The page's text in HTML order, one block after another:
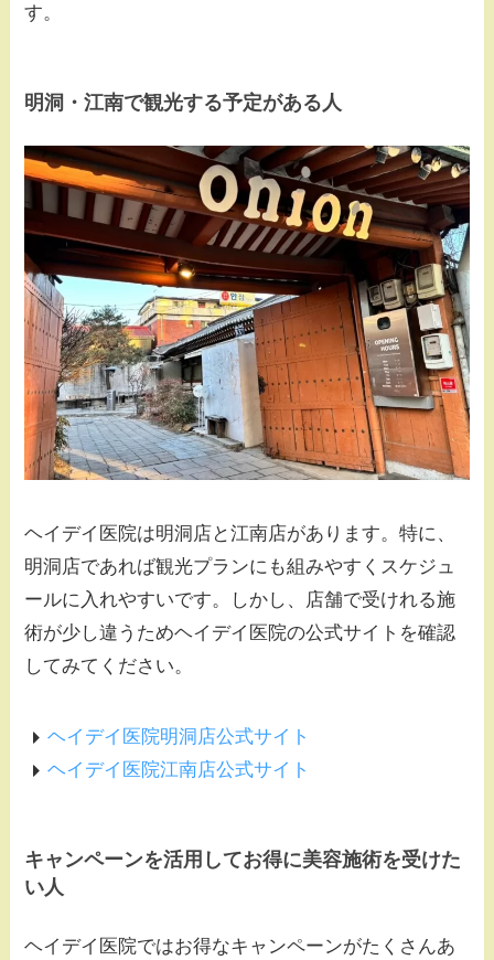
す。
明洞・江南で観光する予定がある人
ヘイデイ医院は明洞店と江南店があります。特に、
明洞店であれば観光プランにも組みやすくスケジュ
ールに入れやすいです。しかし、店舗で受けれる施
術が少し違うためヘイデイ医院の公式サイトを確認
してみてください。
ヘイデイ医院明洞店公式サイト
ヘイデイ医院江南店公式サイト
キャンペーンを活用してお得に美容施術を受けた
い人
ヘイデイ医院ではお得なキャンペーンがたくさんあ